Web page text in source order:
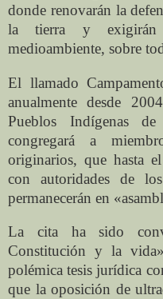
donde renovarán la
la tierra y exigirán
medioambiente, sobre
El llamado
anualmente desde
Pueblos Indígenas
congregará a
originarios, que hasta
con autoridades de
permanecerán en
La cita ha sido
Constitución y la
polémica tesis jurídica
que la oposición de